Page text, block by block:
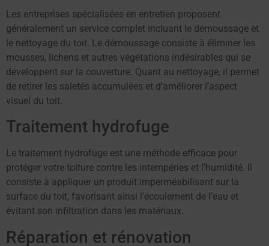
Les entreprises spécialisées en entretien proposent
généralement un service complet incluant le démoussage et
le nettoyage du toit. Le démoussage consiste à éliminer les
mousses, lichens et autres végétations indésirables qui se
développent sur la couverture. Quant au nettoyage, il permet
de retirer les saletés accumulées et d’améliorer l’aspect
visuel du toit.
Traitement hydrofuge
Le traitement hydrofuge est une méthode efficace pour
protéger votre toiture contre les intempéries et l’humidité. Il
consiste à appliquer un produit imperméabilisant sur la
surface du toit, favorisant ainsi l’écoulement de l’eau et
évitant son infiltration dans les matériaux.
Réparation et rénovation